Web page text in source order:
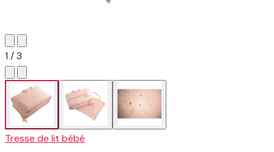
1 / 3
Tresse de lit bébé